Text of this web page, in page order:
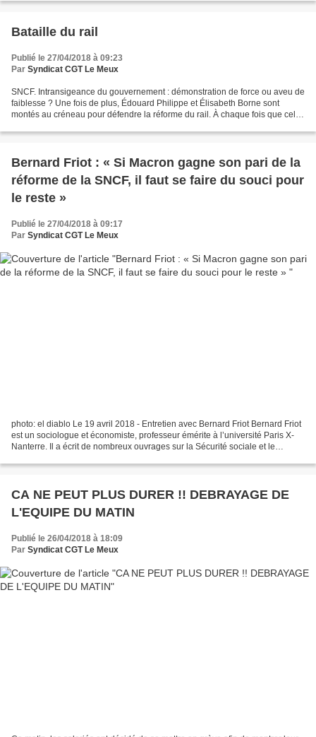
Bataille du rail
Publié le 27/04/2018 à 09:23
Par Syndicat CGT Le Meux
SNCF. Intransigeance du gouvernement : démonstration de force ou aveu de
faiblesse ? Une fois de plus, Édouard Philippe et Élisabeth Borne sont
montés au créneau pour défendre la réforme du rail. À chaque fois que cela
Bernard Friot : « Si Macron gagne son pari de la
réforme de la SNCF, il faut se faire du souci pour
le reste »
Publié le 27/04/2018 à 09:17
Par Syndicat CGT Le Meux
photo: el diablo Le 19 avril 2018 - Entretien avec Bernard Friot Bernard Friot
est un sociologue et économiste, professeur émérite à l’université Paris X-
Nanterre. Il a écrit de nombreux ouvrages sur la Sécurité sociale et le
CA NE PEUT PLUS DURER !! DEBRAYAGE DE
L'EQUIPE DU MATIN
Publié le 26/04/2018 à 18:09
Par Syndicat CGT Le Meux